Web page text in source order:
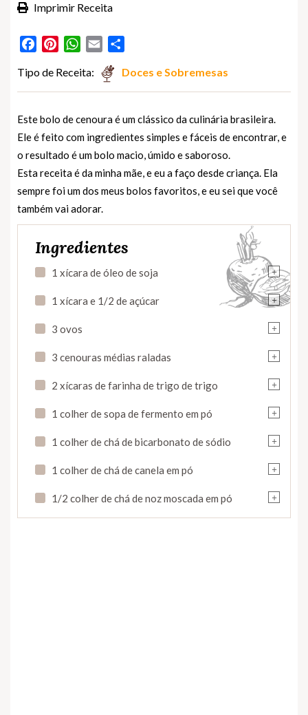
Imprimir Receita
FacebookPinterestWhatsApp
Email
Tipo de Receita: Doces e Sobremesas
Este bolo de cenoura é um clássico da culinária brasileira.
Ele é feito com ingredientes simples e fáceis de encontrar, e
o resultado é um bolo macio, úmido e saboroso.
Esta receita é da minha mãe, e eu a faço desde criança. Ela
sempre foi um dos meus bolos favoritos, e eu sei que você
também vai adorar.
Ingredientes
+
1 xícara de óleo de soja
+
1 xícara e 1/2 de açúcar
+
3 ovos
+
3 cenouras médias raladas
+
2 xícaras de farinha de trigo de trigo
+
1 colher de sopa de fermento em pó
+
1 colher de chá de bicarbonato de sódio
+
1 colher de chá de canela em pó
+
1/2 colher de chá de noz moscada em pó